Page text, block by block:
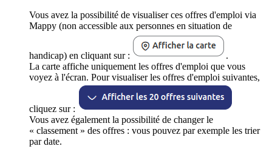
Vous avez la possibilité de visualiser ces offres d'emploi via
Mappy (non accessible aux personnes en situation de
handicap) en cliquant sur :
.
La carte affiche uniquement les offres d'emploi que vous
voyez à l'écran. Pour visualiser les offres d'emploi suivantes,
cliquez sur :
Vous avez également la possibilité de changer le
« classement » des offres : vous pouvez par exemple les trier
par date.